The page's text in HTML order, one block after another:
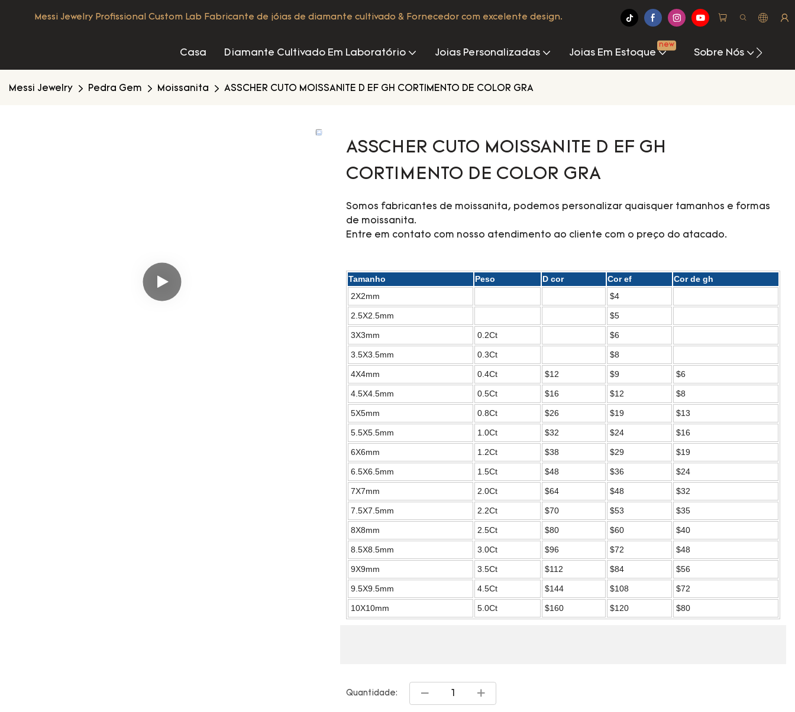
Messi Jewelry Profissional Custom Lab Fabricante de jóias de diamante cultivado & Fornecedor com excelente design.
Casa Diamante Cultivado Em Laboratório Joias Personalizadas Joias Em Estoque
new
Sobre Nós
Messi Jewelry Pedra Gem Moissanita ASSCHER CUTO MOISSANITE D EF GH CORTIMENTO DE COLOR GRA
ASSCHER CUTO MOISSANITE D EF GH
CORTIMENTO DE COLOR GRA
Somos fabricantes de moissanita, podemos personalizar quaisquer tamanhos e formas
de moissanita.
Entre em contato com nosso atendimento ao cliente com o preço do atacado.
Tamanho Peso D cor Cor ef
Cor de gh
2X2mm
$4
2.5X2.5mm $5
3X3mm 0.2Ct $6
3.5X3.5mm 0.3Ct $8
4X4mm 0.4Ct $12 $9 $6
4.5X4.5mm 0.5Ct $16 $12 $8
5X5mm 0.8Ct $26 $19 $13
5.5X5.5mm 1.0Ct $32 $24 $16
6X6mm 1.2Ct $38 $29 $19
6.5X6.5mm 1.5Ct $48 $36 $24
7X7mm 2.0Ct $64 $48 $32
7.5X7.5mm 2.2Ct $70 $53 $35
8X8mm 2.5Ct $80 $60 $40
8.5X8.5mm 3.0Ct $96 $72 $48
9X9mm 3.5Ct $112 $84 $56
9.5X9.5mm 4.5Ct $144 $108 $72
10X10mm 5.0Ct $160 $120 $80
Quantidade: